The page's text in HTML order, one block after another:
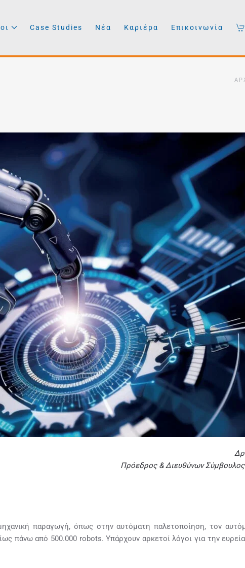
Case Studies Νέα Καριέρα Επικοινωνία
Πρόεδρος & Διευθύνων
παραγωγή, όπως στην αυτόματη παλετοποίηση, τον
πάνω από 500.000 robots. Υπάρχουν αρκετοί λόγοι για την